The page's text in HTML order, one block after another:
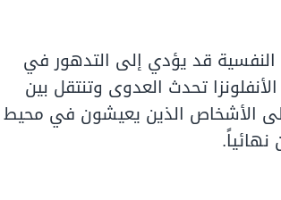
النفسية قد يؤدي إلى التدهور في
تحدث العدوى وتنتقل بين
الأشخاص الذين يعيشون في محيط